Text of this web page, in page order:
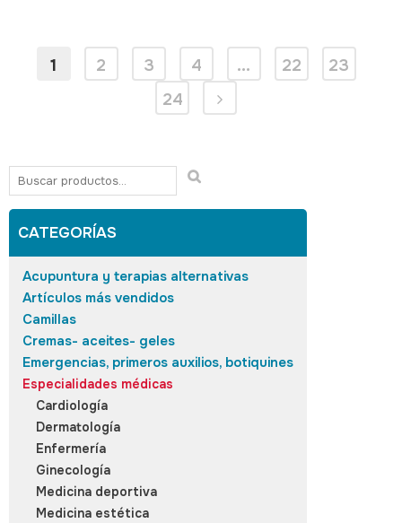
1 2 3 4 … 22
23
24
CATEGORÍAS
Acupuntura y terapias alternativas
Artículos más vendidos
Camillas
Cremas- aceites- geles
Emergencias, primeros auxilios, botiquines
Especialidades médicas
Cardiología
Dermatología
Enfermería
Ginecología
Medicina deportiva
Medicina estética